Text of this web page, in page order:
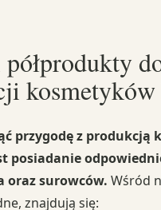
przygodę z produkcją
posiadanie
oraz surowców. Wśród
znajdują się: